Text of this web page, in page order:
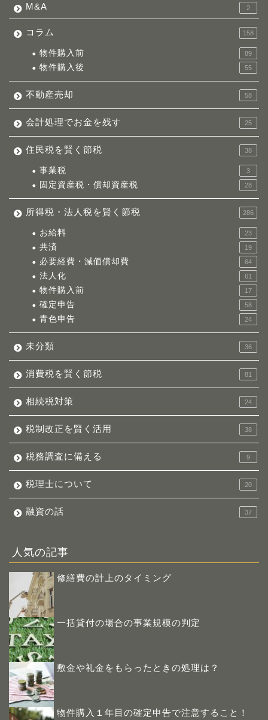
M&A 2
コラム 158
物件購入前 89
物件購入後 55
不動産売却 58
会計処理でお金を残す 25
住民税を賢く節税 38
事業税 3
固定資産税・償却資産税 28
所得税・法人税を賢く節税 286
お給料 23
共済 19
必要経費・減価償却費 64
法人化 61
物件購入前 17
確定申告 58
青色申告 24
未分類 36
消費税を賢く節税 81
相続税対策 24
税制改正を賢く活用 38
税務調査に備える 9
税理士について 20
融資の話 37
人気の記事
修繕費の計上のタイミング
一括貸付の場合の事業規模の判定
敷金や礼金をもらったときの処理は？
物件購入１年目の確定申告で注意すること！